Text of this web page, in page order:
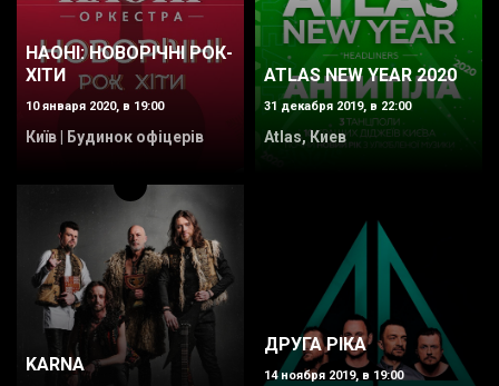
НАОНІ: НОВОРІЧНІ РОК-
ХІТИ
10 января 2020, в 19:00
Київ | Будинок офіцерів
ATLAS NEW YEAR 2020
31 декабря 2019, в 22:00
Atlas, Киев
KARNA
ДРУГА РІКА
14 ноября 2019, в 19:00